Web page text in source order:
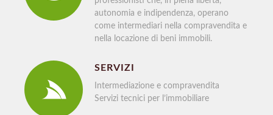
autonomia e indipendenza, operano
come intermediari nella compravendita e
nella locazione di beni immobili.
SERVIZI
Intermediazione e compravendita
Servizi tecnici per l’immobiliare